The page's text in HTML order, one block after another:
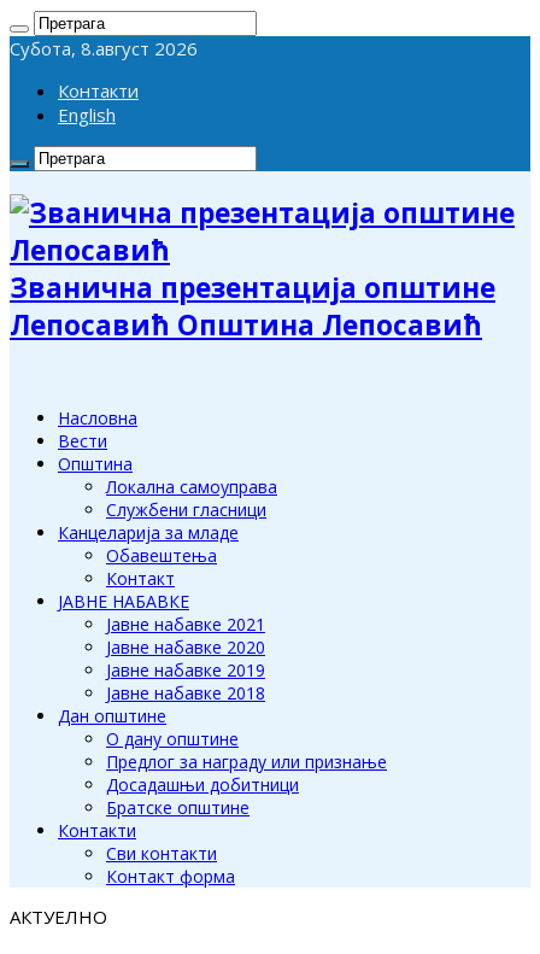
Субота, 8.август 2026
Контакти
English
Званична презентација општине
Лепосавић Општина Лепосавић
Насловна
Вести
Општина
Локална самоуправа
Службени гласници
Канцеларија за младе
Обавештења
Контакт
ЈАВНЕ НАБАВКЕ
Јавне набавке 2021
Јавне набавке 2020
Јавне набавке 2019
Јавне набавке 2018
Дан општине
О дану општине
Предлог за награду или признање
Досадашњи добитници
Братске општине
Контакти
Сви контакти
Контакт форма
АКТУЕЛНО